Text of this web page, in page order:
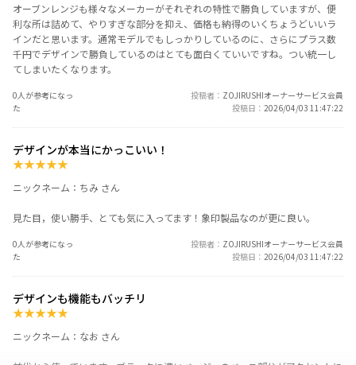
オーブンレンジも様々なメーカーがそれぞれの特性で勝負していますが、便
利な所は詰めて、やりすぎな部分を抑え、価格も納得のいくちょうどいいラ
インだと思います。通常モデルでもしっかりしているのに、さらにプラス数
千円でデザインで勝負しているのはとても面白くていいですね。つい統一し
てしまいたくなります。
0人が参考になっ
た
投稿者
ZOJIRUSHIオーナーサービス会員
投稿日
2026/04/03 11:47:22
デザインが本当にかっこいい！
★★★★★
ニックネーム：ちみ さん
見た目，使い勝手、とても気に入ってます！象印製品なのが更に良い。
0人が参考になっ
た
投稿者
ZOJIRUSHIオーナーサービス会員
投稿日
2026/04/03 11:47:22
デザインも機能もバッチリ
★★★★★
ニックネーム：なお さん